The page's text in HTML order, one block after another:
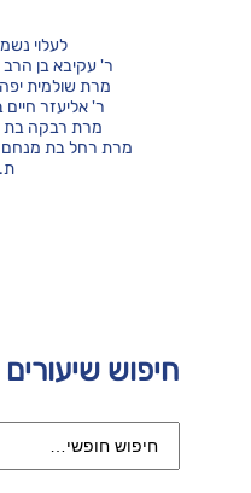
חיפוש שיעורים
לעלוי
ר' עקיבא בן
מרת שולמית
ר' אליעזר חיים
מרת רבקה בת
מרת רחל בת מנחם